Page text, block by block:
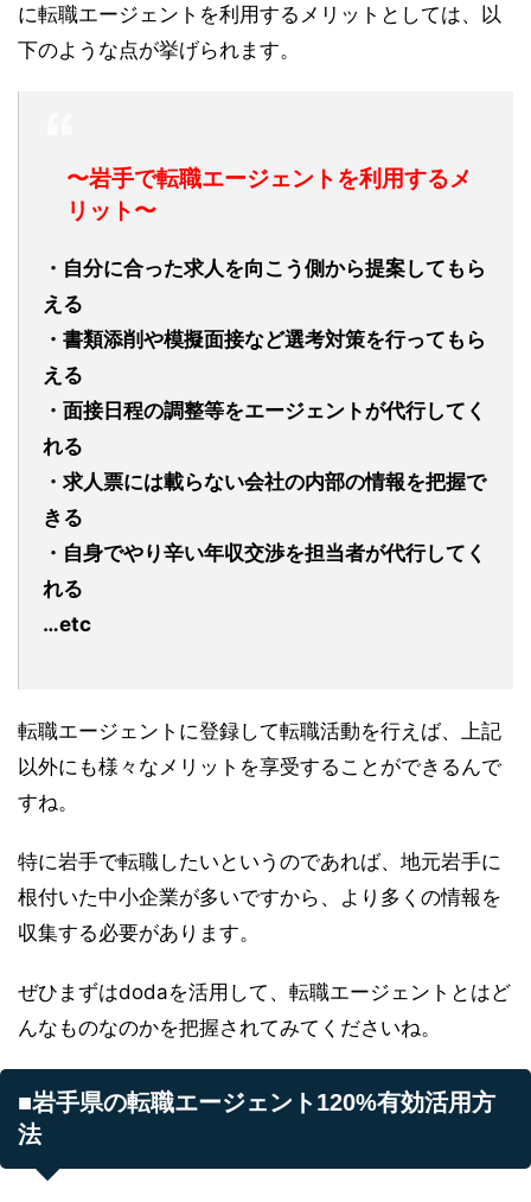
に転職エージェントを利用するメリットとしては、以
下のような点が挙げられます。
〜岩手で転職エージェントを利用するメ
リット〜
・自分に合った求人を向こう側から提案してもら
える
・書類添削や模擬面接など選考対策を行ってもら
える
・面接日程の調整等をエージェントが代行してく
れる
・求人票には載らない会社の内部の情報を把握で
きる
・自身でやり辛い年収交渉を担当者が代行してく
れる
…etc
転職エージェントに登録して転職活動を行えば、上記
以外にも様々なメリットを享受することができるんで
すね。
特に岩手で転職したいというのであれば、地元岩手に
根付いた中小企業が多いですから、より多くの情報を
収集する必要があります。
ぜひまずはdodaを活用して、転職エージェントとはど
んなものなのかを把握されてみてくださいね。
■岩手県の転職エージェント120%有効活用方
法